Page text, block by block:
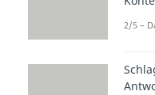
und
2/5 –